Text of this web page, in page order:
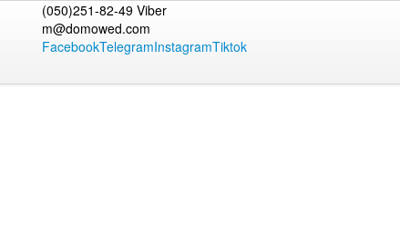
(050)251-82-49 Viber
m@domowed.com
FacebookTelegramInstagramTiktok